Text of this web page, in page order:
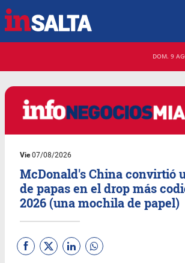
DOM. 9
Vie07/08/2026
McDonald's China convirtió
de papas en el drop más
2026 (una mochila de papel)